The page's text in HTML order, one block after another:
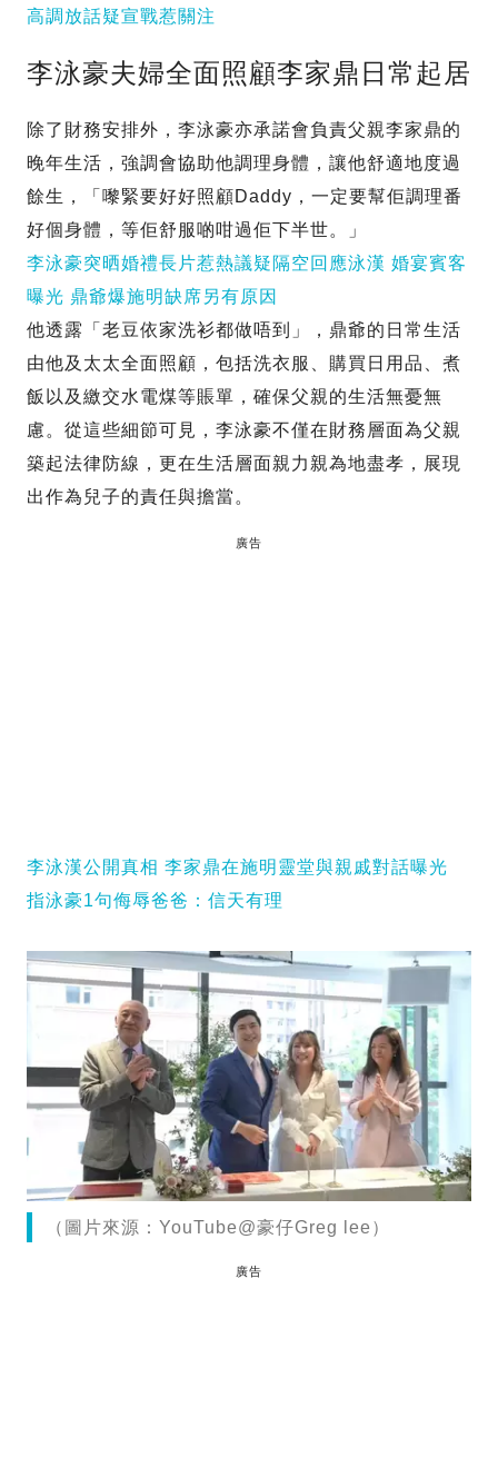
高調放話疑宣戰惹關注
李泳豪夫婦全面照顧李家鼎日常起居
除了財務安排外，李泳豪亦承諾會負責父親李家鼎的
晚年生活，強調會協助他調理身體，讓他舒適地度過
餘生，「嚟緊要好好照顧Daddy，一定要幫佢調理番
好個身體，等佢舒服啲咁過佢下半世。」
李泳豪突晒婚禮長片惹熱議疑隔空回應泳漢 婚宴賓客
曝光 鼎爺爆施明缺席另有原因
他透露「老豆依家洗衫都做唔到」，鼎爺的日常生活
由他及太太全面照顧，包括洗衣服、購買日用品、煮
飯以及繳交水電煤等賬單，確保父親的生活無憂無
慮。從這些細節可見，李泳豪不僅在財務層面為父親
築起法律防線，更在生活層面親力親為地盡孝，展現
出作為兒子的責任與擔當。
廣告
李泳漢公開真相 李家鼎在施明靈堂與親戚對話曝光
指泳豪1句侮辱爸爸：信天有理
（圖片來源：YouTube@豪仔Greg lee）
廣告